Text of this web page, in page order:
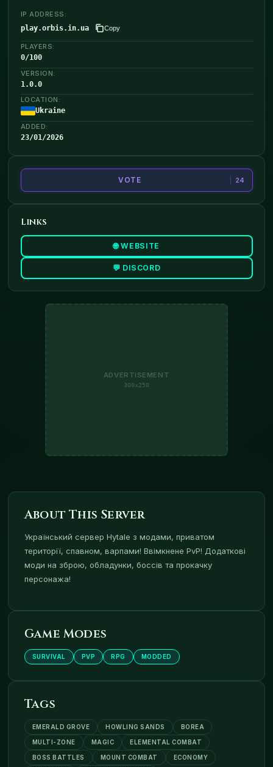
About This Server
Український сервер Hytale з модами, приватом
території, спавном, варпами! Ввімкнене PvP! Додаткові
моди на зброю, обладунки, боссів та прокачку
персонажа!
Game Modes
SURVIVAL PVP RPG MODDED
Tags
EMERALD GROVE HOWLING SANDS BOREA
MULTI-ZONE MAGIC ELEMENTAL COMBAT
BOSS BATTLES MOUNT COMBAT ECONOMY
IP ADDRESS:
play.orbis.in.ua
Copy
PLAYERS:
0/100
VERSION:
1.0.0
LOCATION:
Ukraine
ADDED:
23/01/2026
VOTE 24
Links
🌐 WEBSITE
💬 DISCORD
ADVERTISEMENT
300x250